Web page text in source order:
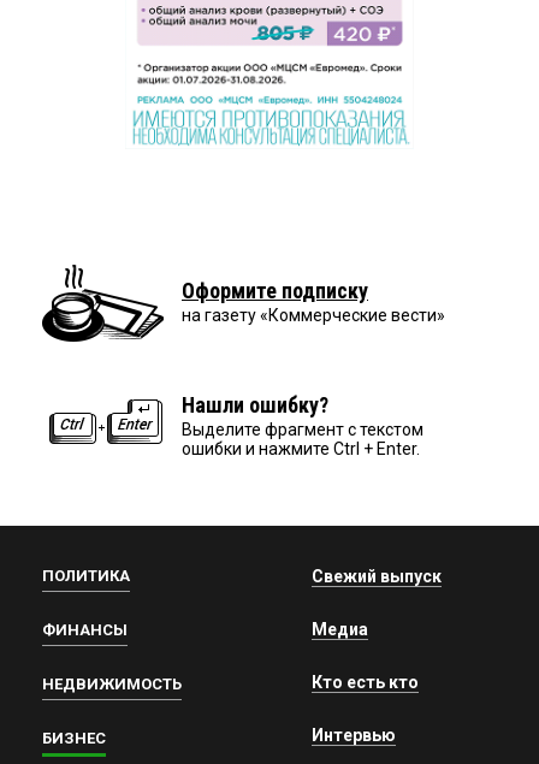
Оформите подписку
на газету «Коммерческие вести»
Нашли ошибку?
Выделите фрагмент с текстом
ошибки и нажмите Ctrl + Enter.
ПОЛИТИКА
ФИНАНСЫ
НЕДВИЖИМОСТЬ
БИЗНЕС
Свежий выпуск
Медиа
Кто есть кто
Интервью